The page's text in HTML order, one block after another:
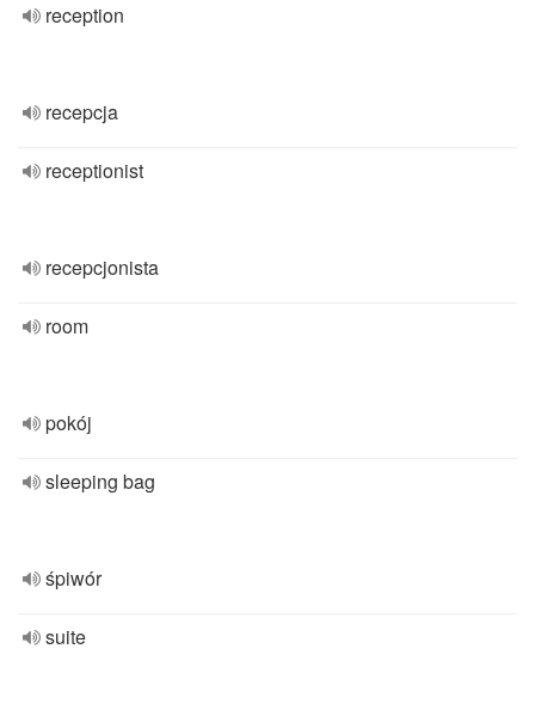
reception
recepcja
receptionist
recepcjonista
room
pokój
sleeping bag
śpiwór
suite